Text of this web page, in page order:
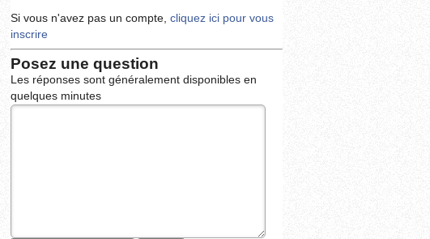
Si vous n'avez pas un compte, cliquez ici pour vous
inscrire
Posez une question
Les réponses sont généralement disponibles en
quelques minutes